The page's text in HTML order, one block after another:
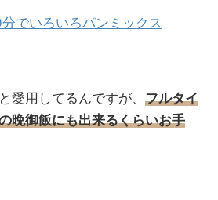
でいろいろパンミックス
愛用してるんですが、 フルタイ
晩御飯にも出来るくらいお手